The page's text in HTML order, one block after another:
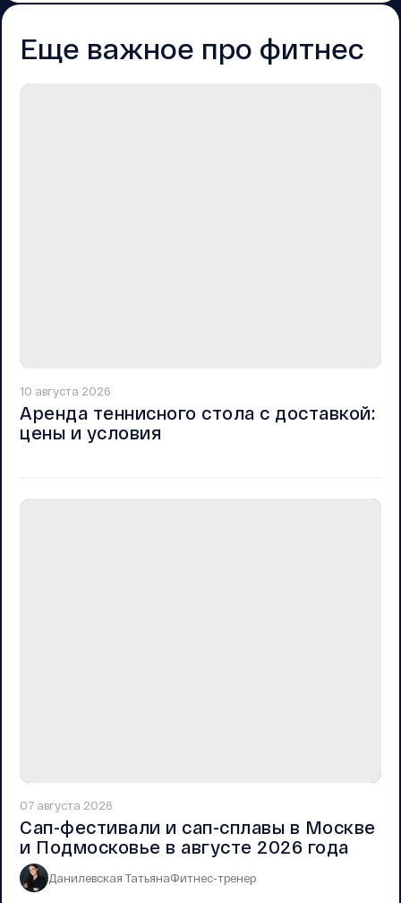
Еще важное про фитнес
10 августа 2026
Аренда теннисного стола с доставкой:
цены и условия
07 августа 2026
Сап-фестивали и сап-сплавы в Москве
и Подмосковье в августе 2026 года
Данилевская ТатьянаФитнес-тренер